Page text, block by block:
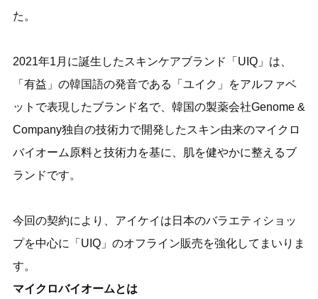
た。
2021年1月に誕生したスキンケアブランド「UIQ」は、
「有益」の韓国語の発音である「ユイク」をアルファベ
ットで表現したブランド名で、韓国の製薬会社Genome &
Company独自の技術力で開発したスキン由来のマイクロ
バイオーム原料と技術力を基に、肌を健やかに整えるブ
ランドです。
今回の契約により、アイケイは日本のバラエティショッ
プを中心に「UIQ」のオフライン販売を強化してまいりま
す。
マイクロバイオームとは